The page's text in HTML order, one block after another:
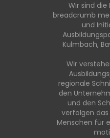
Wir sind
breadcrumb
und
Kulmbach,
Wir
regionale
den
und den
verfolgen
Menschen für